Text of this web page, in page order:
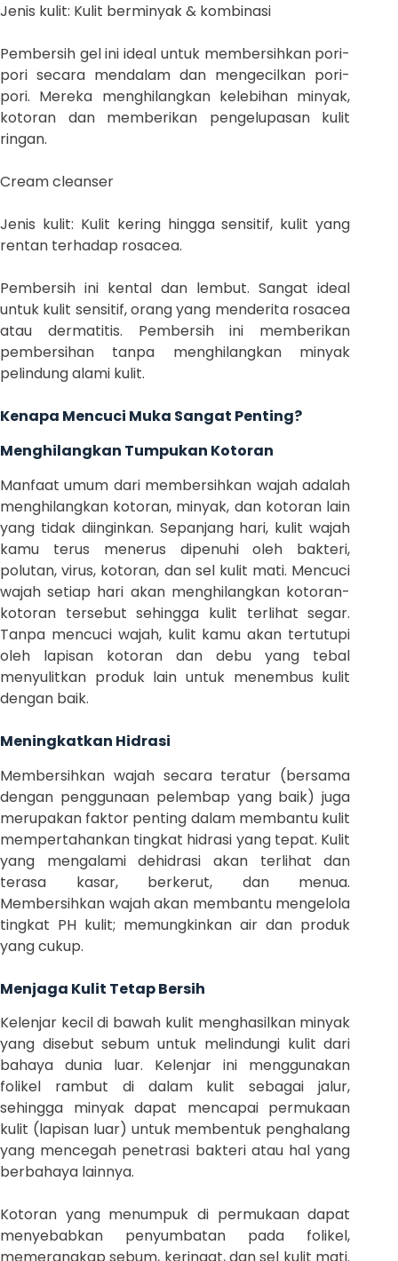
Jenis kulit: Kulit berminyak & kombinasi
Pembersih gel ini ideal untuk membersihkan pori-
pori secara mendalam dan mengecilkan pori-
pori. Mereka menghilangkan kelebihan minyak,
kotoran dan memberikan pengelupasan kulit
ringan.
Cream cleanser
Jenis kulit: Kulit kering hingga sensitif, kulit yang
rentan terhadap rosacea.
Pembersih ini kental dan lembut. Sangat ideal
untuk kulit sensitif, orang yang menderita rosacea
atau dermatitis. Pembersih ini memberikan
pembersihan tanpa menghilangkan minyak
pelindung alami kulit.
Kenapa Mencuci Muka Sangat Penting?
Menghilangkan Tumpukan Kotoran
Manfaat umum dari membersihkan wajah adalah
menghilangkan kotoran, minyak, dan kotoran lain
yang tidak diinginkan. Sepanjang hari, kulit wajah
kamu terus menerus dipenuhi oleh bakteri,
polutan, virus, kotoran, dan sel kulit mati. Mencuci
wajah setiap hari akan menghilangkan kotoran-
kotoran tersebut sehingga kulit terlihat segar.
Tanpa mencuci wajah, kulit kamu akan tertutupi
oleh lapisan kotoran dan debu yang tebal
menyulitkan produk lain untuk menembus kulit
dengan baik.
Meningkatkan Hidrasi
Membersihkan wajah secara teratur (bersama
dengan penggunaan pelembap yang baik) juga
merupakan faktor penting dalam membantu kulit
mempertahankan tingkat hidrasi yang tepat. Kulit
yang mengalami dehidrasi akan terlihat dan
terasa kasar, berkerut, dan menua.
Membersihkan wajah akan membantu mengelola
tingkat PH kulit; memungkinkan air dan produk
yang cukup.
Menjaga Kulit Tetap Bersih
Kelenjar kecil di bawah kulit menghasilkan minyak
yang disebut sebum untuk melindungi kulit dari
bahaya dunia luar. Kelenjar ini menggunakan
folikel rambut di dalam kulit sebagai jalur,
sehingga minyak dapat mencapai permukaan
kulit (lapisan luar) untuk membentuk penghalang
yang mencegah penetrasi bakteri atau hal yang
berbahaya lainnya.
Kotoran yang menumpuk di permukaan dapat
menyebabkan penyumbatan pada folikel,